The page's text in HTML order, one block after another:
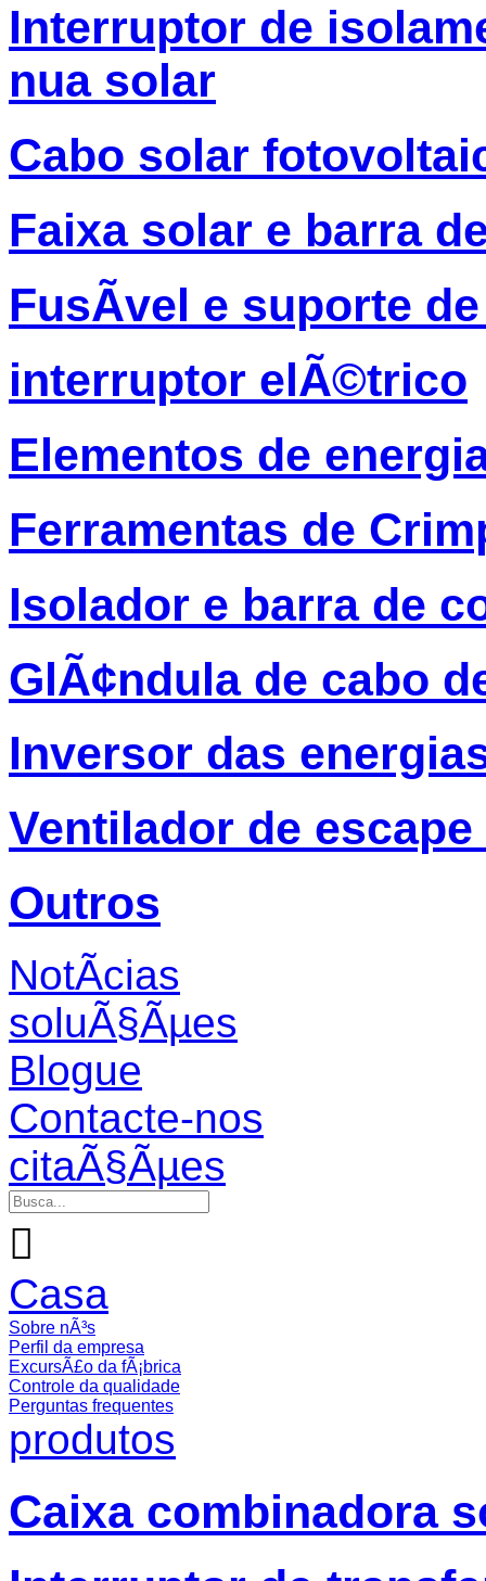
Interruptor de
nua solar
Cabo solar
Faixa solar e barra
FusÃ­vel e suporte
interruptor elÃ©trico
Elementos de
Ferramentas de
Isolador e barra de
GlÃ¢ndula de cabo
Inversor das
Ventilador de
Outros
NotÃ­cias
soluÃ§Ãµes
Blogue
Contacte-nos
citaÃ§Ãµes

Casa
Sobre nÃ³s
Perfil da empresa
ExcursÃ£o da fÃ¡brica
Controle da qualidade
Perguntas frequentes
produtos
Caixa combinadora